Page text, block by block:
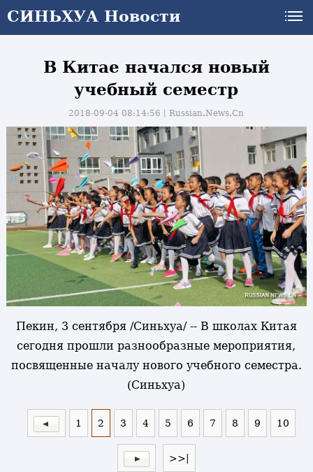
СИНЬХУА Новости
В Китае начался новый
учебный семестр
2018-09-04 08:14:56丨Russian.News.Cn
Пекин, 3 сентября /Синьхуа/ -- В школах Китая
сегодня прошли разнообразные мероприятия,
посвященные началу нового учебного семестра.
(Синьхуа)
1 2 3 4 5 6 7 8 9 10
>>|